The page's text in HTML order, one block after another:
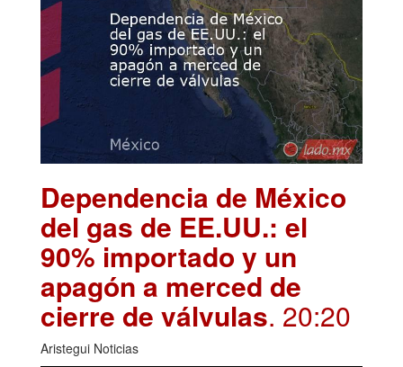
Dependencia de México
del gas de EE.UU.: el
90% importado y un
apagón a merced de
cierre de válvulas. 20:20
Aristegui Noticias